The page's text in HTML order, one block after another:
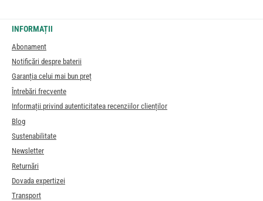
INFORMAȚII
Abonament
Notificări despre baterii
Garanția celui mai bun preț
Întrebări frecvente
Informații privind autenticitatea recenziilor clienților
Blog
Sustenabilitate
Newsletter
Returnări
Dovada expertizei
Transport